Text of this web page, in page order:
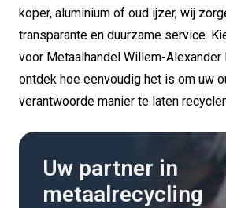
koper, aluminium of oud ijzer, wij
transparante en duurzame service.
voor Metaalhandel Willem-Alexander
ontdek hoe eenvoudig het is om uw
verantwoorde manier te laten
Uw partner in
metaalrecycling